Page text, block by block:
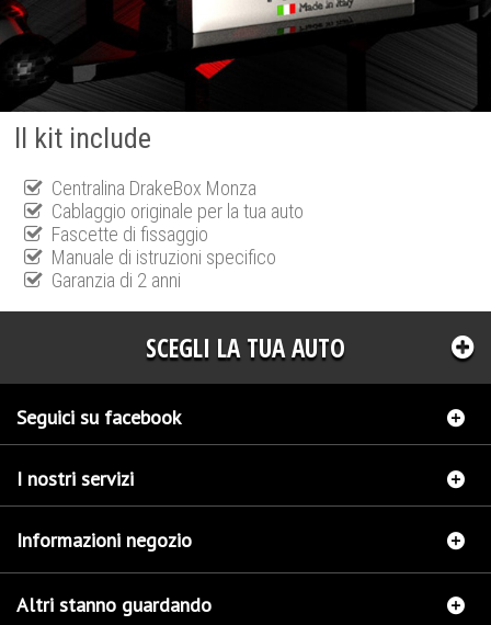
Il kit include
Centralina DrakeBox Monza
Cablaggio originale per la tua auto
Fascette di fissaggio
Manuale di istruzioni specifico
Garanzia di 2 anni
SCEGLI LA TUA AUTO
Seguici su facebook
I nostri servizi
Informazioni negozio
Altri stanno guardando